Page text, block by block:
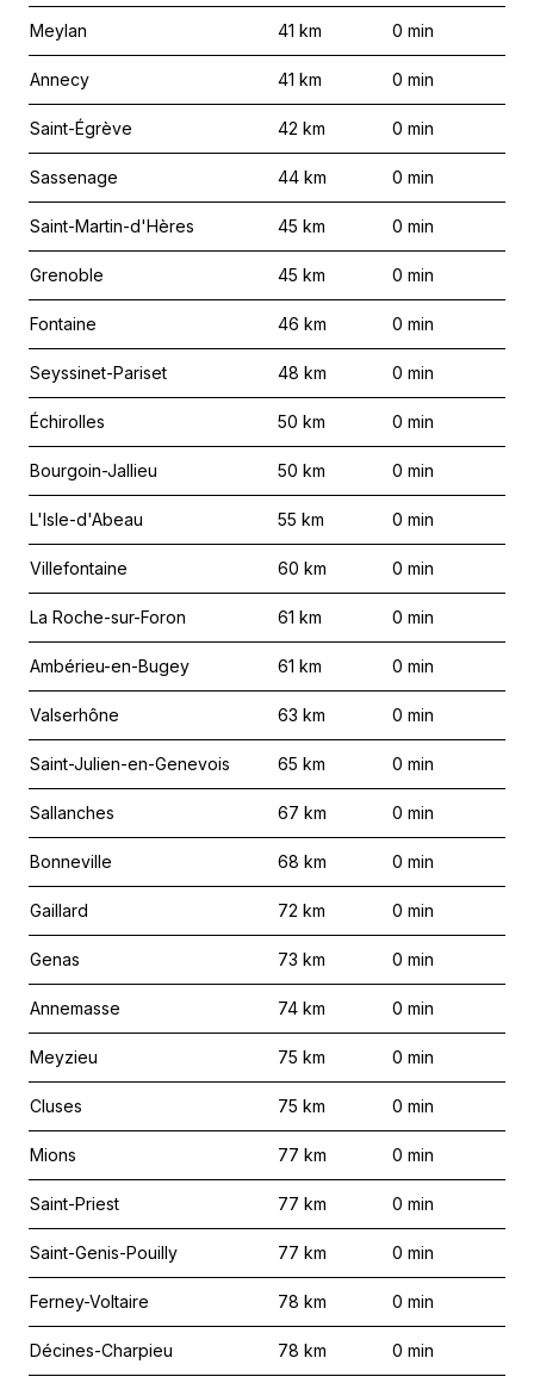
Meylan 41 km 0 min
Annecy 41 km 0 min
Saint-Égrève 42 km 0 min
Sassenage 44 km 0 min
Saint-Martin-d'Hères 45 km 0 min
Grenoble 45 km 0 min
Fontaine 46 km 0 min
Seyssinet-Pariset 48 km 0 min
Échirolles 50 km 0 min
Bourgoin-Jallieu 50 km 0 min
L'Isle-d'Abeau 55 km 0 min
Villefontaine 60 km 0 min
La Roche-sur-Foron 61 km 0 min
Ambérieu-en-Bugey 61 km 0 min
Valserhône 63 km 0 min
Saint-Julien-en-Genevois 65 km 0 min
Sallanches 67 km 0 min
Bonneville 68 km 0 min
Gaillard 72 km 0 min
Genas 73 km 0 min
Annemasse 74 km 0 min
Meyzieu 75 km 0 min
Cluses 75 km 0 min
Mions 77 km 0 min
Saint-Priest 77 km 0 min
Saint-Genis-Pouilly 77 km 0 min
Ferney-Voltaire 78 km 0 min
Décines-Charpieu 78 km 0 min